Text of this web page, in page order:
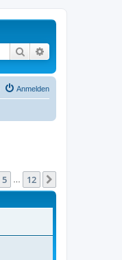
Suche
Anmelden
5 12